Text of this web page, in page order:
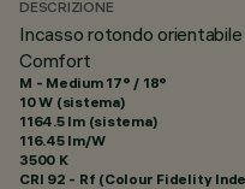
DESCRIZIONE
Incasso rotondo
Comfort
M - Medium 17° / 18°
10 W (sistema)
1164.5 lm (sistema)
116.45 lm/W
3500 K
CRI 92 - Rf (Colour Fidelity